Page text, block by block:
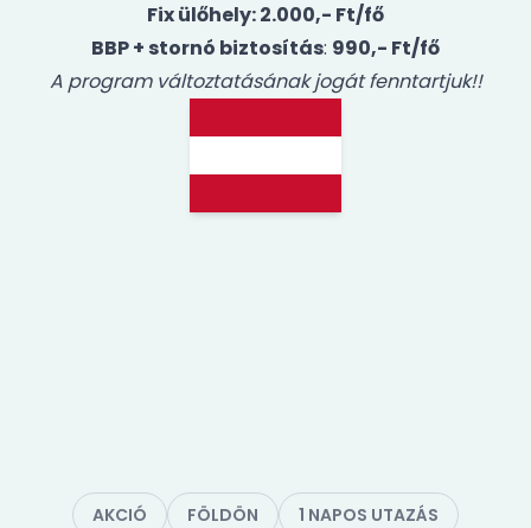
Fix ülőhely: 2.000,- Ft/fő
BBP + stornó biztosítás: 990,- Ft/fő
A program változtatásának jogát fenntartjuk!!
AKCIÓ FÖLDÖN
1 NAPOS UTAZÁS